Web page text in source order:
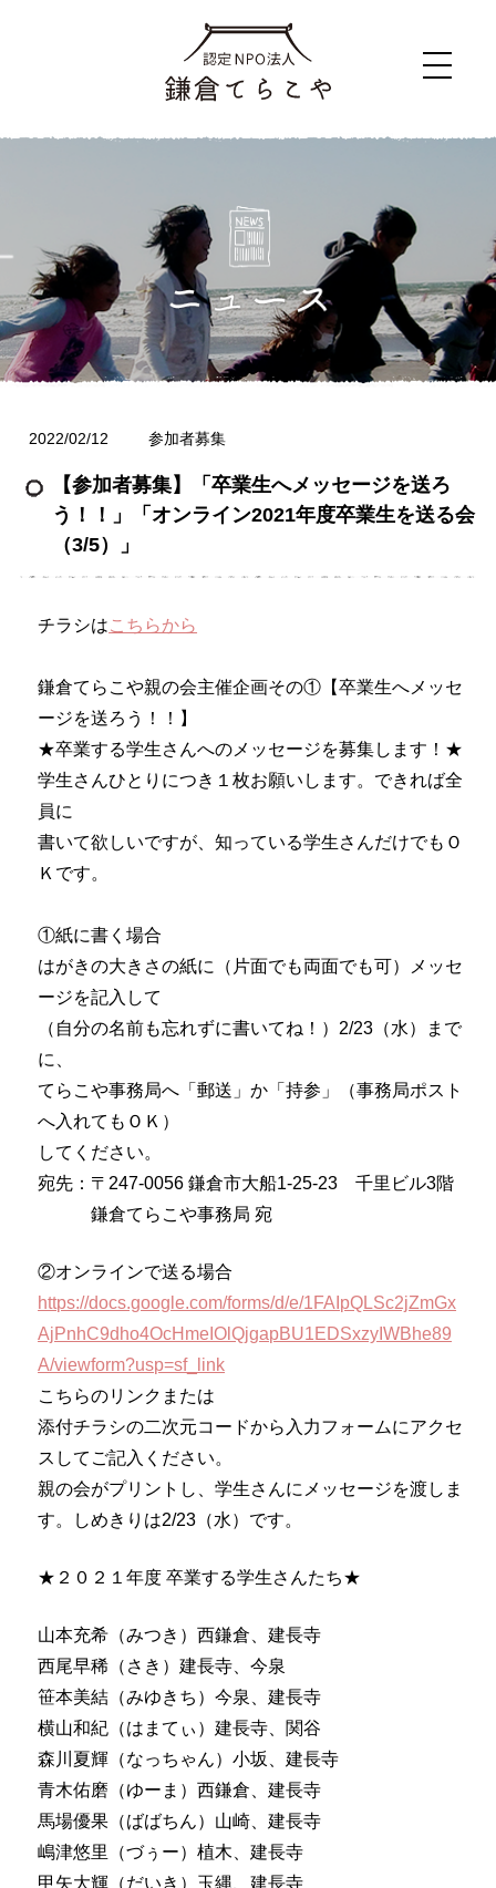
2022/02/12 参加者募集
【参加者募集】「卒業生へメッセージを送ろ
う！！」「オンライン2021年度卒業生を送る会
（3/5）」
チラシはこちらから
鎌倉てらこや親の会主催企画その①【卒業生へメッセ
ージを送ろう！！】
★卒業する学生さんへのメッセージを募集します！★
学生さんひとりにつき１枚お願いします。できれば全
員に
書いて欲しいですが、知っている学生さんだけでもＯ
Ｋです。
①紙に書く場合
はがきの大きさの紙に（片面でも両面でも可）メッセ
ージを記入して
（自分の名前も忘れずに書いてね！）2/23（水）まで
に、
てらこや事務局へ「郵送」か「持参」（事務局ポスト
へ入れてもＯＫ）
してください。
宛先：〒247-0056 鎌倉市大船1-25-23 千里ビル3階
鎌倉てらこや事務局 宛
②オンラインで送る場合
https://docs.google.com/forms/d/e/1FAIpQLSc2jZmGx
AjPnhC9dho4OcHmeIOlQjgapBU1EDSxzyIWBhe89
A/viewform?usp=sf_link
こちらのリンクまたは
添付チラシの二次元コードから入力フォームにアクセ
スしてご記入ください。
親の会がプリントし、学生さんにメッセージを渡しま
す。しめきりは2/23（水）です。
★２０２１年度 卒業する学生さんたち★
山本充希（みつき）西鎌倉、建長寺
西尾早稀（さき）建長寺、今泉
笹本美結（みゆきち）今泉、建長寺
横山和紀（はまてぃ）建長寺、関谷
森川夏輝（なっちゃん）小坂、建長寺
青木佑磨（ゆーま）西鎌倉、建長寺
馬場優果（ばばちん）山崎、建長寺
嶋津悠里（づぅー）植木、建長寺
甲矢大輝（だいき）玉縄、建長寺